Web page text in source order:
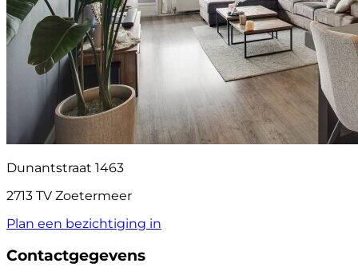
Dunantstraat 1463
2713 TV Zoetermeer
Plan een bezichtiging in
Contactgegevens